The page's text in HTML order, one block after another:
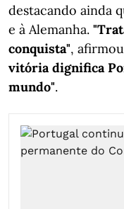
destacando ainda
e à Alemanha.
conquista",
vitória dignifica
mundo".